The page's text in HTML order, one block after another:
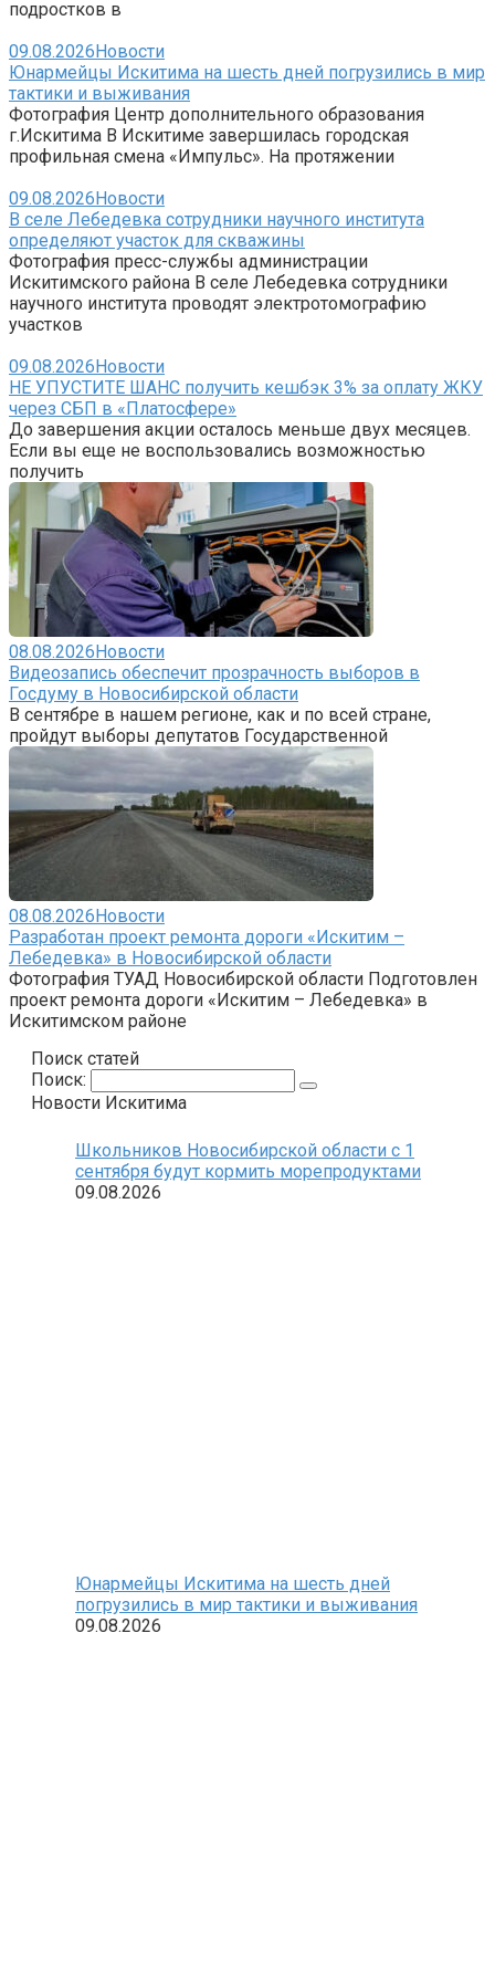
подростков в
09.08.2026Новости
Юнармейцы Искитима на шесть дней погрузились в мир
тактики и выживания
Фотография Центр дополнительного образования
г.Искитима В Искитиме завершилась городская
профильная смена «Импульс». На протяжении
09.08.2026Новости
В селе Лебедевка сотрудники научного института
определяют участок для скважины
Фотография пресс-службы администрации
Искитимского района В селе Лебедевка сотрудники
научного института проводят электротомографию
участков
09.08.2026Новости
НЕ УПУСТИТЕ ШАНС получить кешбэк 3% за оплату ЖКУ
через СБП в «Платосфере»
До завершения акции осталось меньше двух месяцев.
Если вы еще не воспользовались возможностью
получить
08.08.2026Новости
Видеозапись обеспечит прозрачность выборов в
Госдуму в Новосибирской области
В сентябре в нашем регионе, как и по всей стране,
пройдут выборы депутатов Государственной
08.08.2026Новости
Разработан проект ремонта дороги «Искитим –
Лебедевка» в Новосибирской области
Фотография ТУАД Новосибирской области Подготовлен
проект ремонта дороги «Искитим – Лебедевка» в
Искитимском районе
Поиск статей
Поиск:
Новости Искитима
Школьников Новосибирской области с 1
сентября будут кормить морепродуктами
09.08.2026
Юнармейцы Искитима на шесть дней
погрузились в мир тактики и выживания
09.08.2026